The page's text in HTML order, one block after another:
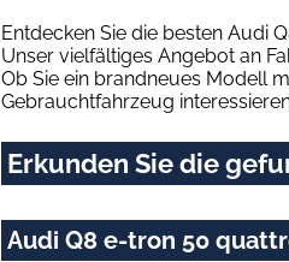
Entdecken Sie die besten Audi
Unser vielfältiges Angebot an
Ob Sie ein brandneues Modell
Gebrauchtfahrzeug
Erkunden Sie die
Audi Q8 e-tron 50